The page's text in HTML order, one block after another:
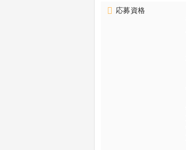
応募資格